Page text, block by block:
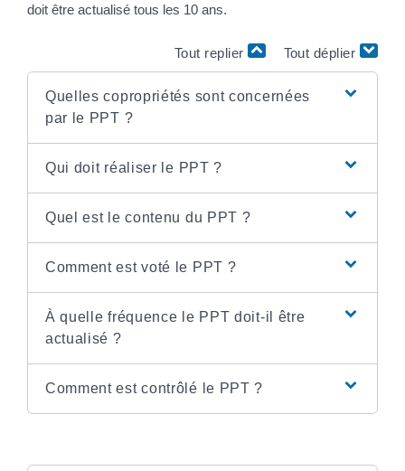
doit être actualisé tous les 10 ans.
Tout replier Tout déplier
Quelles copropriétés sont concernées
par le PPT ?
Qui doit réaliser le PPT ?
Quel est le contenu du PPT ?
Comment est voté le PPT ?
À quelle fréquence le PPT doit-il être
actualisé ?
Comment est contrôlé le PPT ?